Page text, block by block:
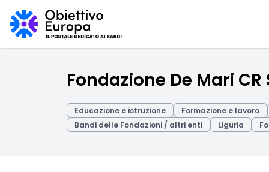
Fondazione De Mari
Educazione e istruzione Formazione e lavoro
Bandi delle Fondazioni / altri enti
Liguria